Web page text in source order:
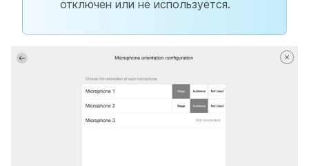
отключен или не используется.